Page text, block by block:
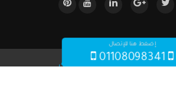
محفوظه ©صيانة كاندى
إضغط هنا للإتصال
01108098341